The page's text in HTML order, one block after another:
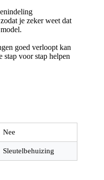
je zeker weet dat
goed verloopt kan
voor stap helpen
Nee
Sleutelbehuizing